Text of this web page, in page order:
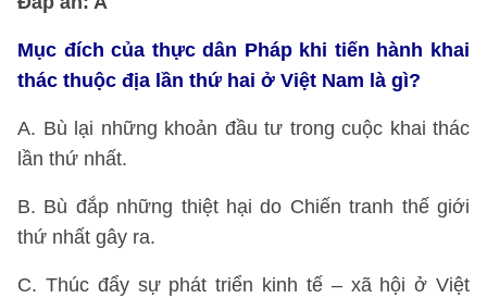
Mục đích của thực dân Pháp khi tiến hành khai
thác thuộc địa lần thứ hai ở Việt Nam là gì?
A. Bù lại những khoản đầu tư trong cuộc khai thác
lần thứ nhất.
B. Bù đắp những thiệt hại do Chiến tranh thế giới
thứ nhất gây ra.
C. Thúc đẩy sự phát triển kinh tế – xã hội ở Việt